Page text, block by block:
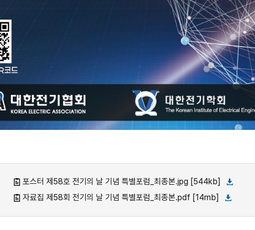
포스터 제58호 전기의 날 기념 특별포럼_최종본.jpg [544kb]
자료집 제58회 전기의 날 기념 특별포럼_최종본.pdf [14mb]